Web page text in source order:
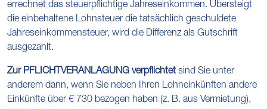
errechnet das steuerpflichtige Jahreseinkommen. Übersteigt
die einbehaltene Lohnsteuer die tatsächlich geschuldete
Jahreseinkommensteuer, wird die Differenz als Gutschrift
ausgezahlt.
Zur PFLICHTVERANLAGUNG verpflichtet sind Sie unter
anderem dann, wenn Sie neben Ihren Lohneinkünften andere
Einkünfte über € 730 bezogen haben (z. B. aus Vermietung),